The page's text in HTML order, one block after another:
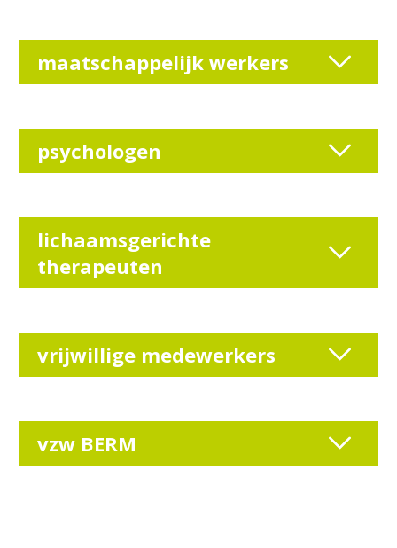
maatschappelijk werkers
psychologen
lichaamsgerichte
therapeuten
vrijwillige medewerkers
vzw BERM